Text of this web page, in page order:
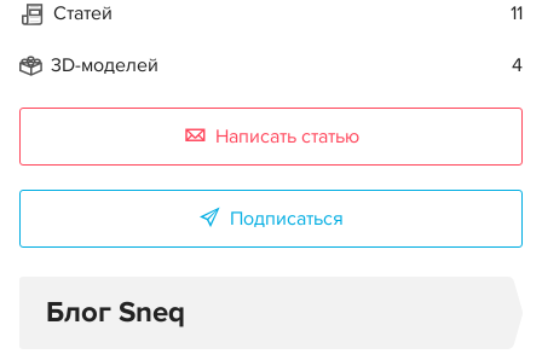
Статей 11
3D-моделей 4
Написать статью
Подписаться
Блог Sneq